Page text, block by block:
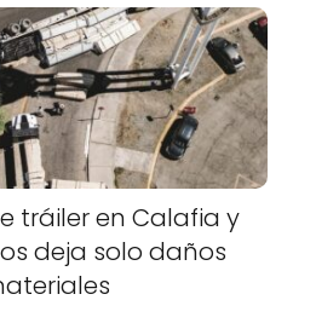
tráiler en Calafia y
deja solo daños